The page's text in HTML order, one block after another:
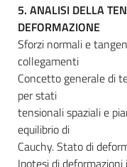
5. ANALISI DELLA
DEFORMAZIONE
Sforzi normali e
collegamenti
Concetto generale di
per stati
tensionali spaziali e
equilibrio di
Cauchy. Stato di
Ipotesi di